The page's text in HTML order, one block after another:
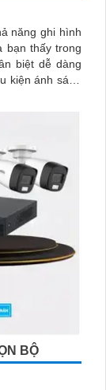
năng ghi hình
bạn thấy trong
kiện ánh sáng
BỘ